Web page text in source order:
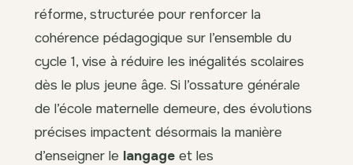
réforme, structurée pour renforcer la
cohérence pédagogique sur l’ensemble du
cycle 1, vise à réduire les inégalités scolaires
dès le plus jeune âge. Si l’ossature générale
de l’école maternelle demeure, des évolutions
précises impactent désormais la manière
d’enseigner le langage et les